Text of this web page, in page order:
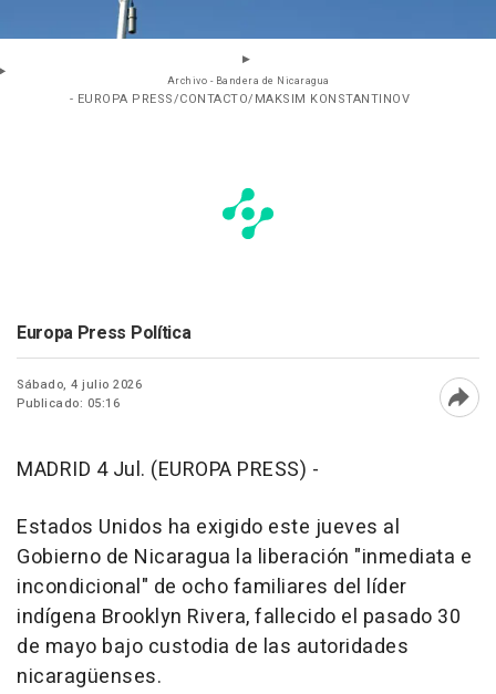
Archivo - Bandera de Nicaragua
- EUROPA PRESS/CONTACTO/MAKSIM KONSTANTINOV
Europa Press Política
Sábado, 4 julio 2026
Publicado: 05:16
MADRID 4 Jul. (EUROPA PRESS) -
Estados Unidos ha exigido este jueves al
Gobierno de Nicaragua la liberación "inmediata e
incondicional" de ocho familiares del líder
indígena Brooklyn Rivera, fallecido el pasado 30
de mayo bajo custodia de las autoridades
nicaragüenses.